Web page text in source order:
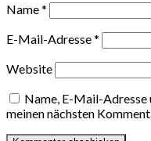
Name*
E-Mail-Adresse*
Website
Name, E-Mail-
meinen nächsten